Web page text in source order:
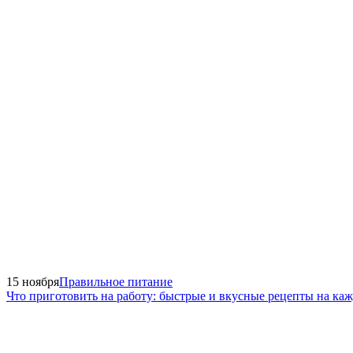
15 ноябряПравильное питание
Что приготовить на работу: быстрые и вкусные рецепты на